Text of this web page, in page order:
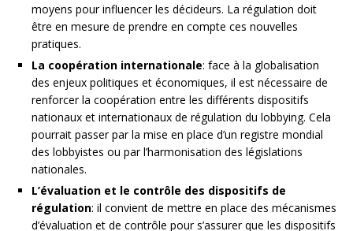
moyens pour influencer les décideurs. La régulation doit
être en mesure de prendre en compte ces nouvelles
pratiques.
La coopération internationale: face à la globalisation
des enjeux politiques et économiques, il est nécessaire de
renforcer la coopération entre les différents dispositifs
nationaux et internationaux de régulation du lobbying. Cela
pourrait passer par la mise en place d’un registre mondial
des lobbyistes ou par l’harmonisation des législations
nationales.
L’évaluation et le contrôle des dispositifs de
régulation: il convient de mettre en place des mécanismes
d’évaluation et de contrôle pour s’assurer que les dispositifs